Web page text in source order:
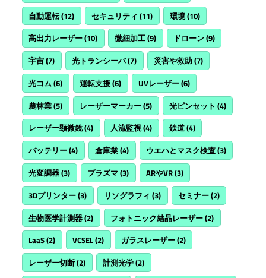
自動運転(12) セキュリティ (11) 環境(10)
高出力レーザー(10) 微細加工(9) ドローン(9)
宇宙(7) 光トランシーバ(7) 災害や救助(7)
光コム(6) 運転支援(6) UVレーザー(6)
農林業(5) レーザーマーカー(5) 光ピンセット (4)
レーザー顕微鏡(4) 人流監視(4) 鉄道(4)
バッテリー(4) 倉庫業(4) ウエハとマスク検査(3)
光変調器(3) プラズマ(3) ARやVR(3)
3Dプリンター(3) リソグラフィ (3) セミナー(2)
生物医学計測器(2) フォトニック結晶レーザー(2)
LaaS(2) VCSEL(2) ガラスレーザー(2)
レーザー切断(2) 計測光学(2)